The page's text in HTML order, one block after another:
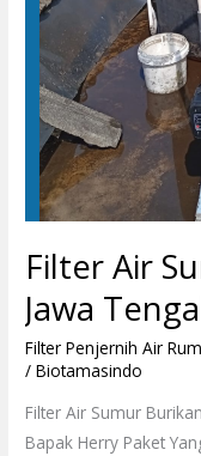
Filter Air
Jawa
Filter Penjernih Air
/Biotamasindo
Filter Air Sumur
Bapak Herry Paket